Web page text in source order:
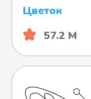
Цветок
57.2 М